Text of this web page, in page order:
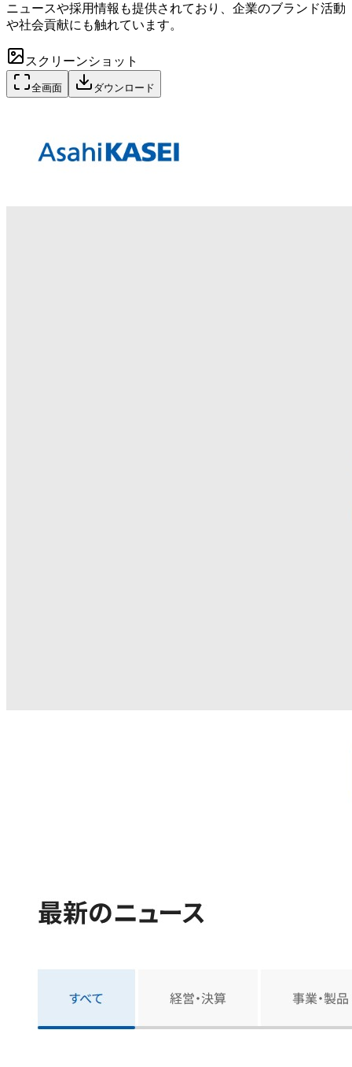
ニュースや採用情報も提供されており、企業のブランド活動
や社会貢献にも触れています。
スクリーンショット
全画面 ダウンロード